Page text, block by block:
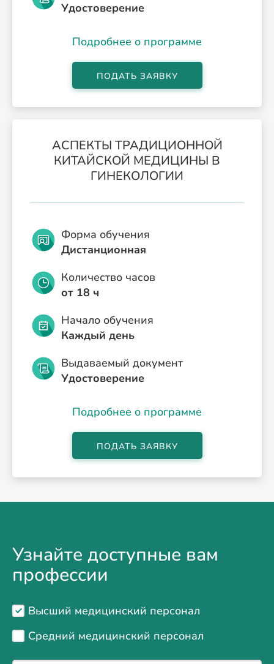
Удостоверение
Подробнее о программе
ПОДАТЬ ЗАЯВКУ
АСПЕКТЫ ТРАДИЦИОННОЙ
КИТАЙСКОЙ МЕДИЦИНЫ В
ГИНЕКОЛОГИИ
Форма обучения
Дистанционная
Количество часов
от 18 ч
Начало обучения
Каждый день
Выдаваемый документ
Удостоверение
Подробнее о программе
ПОДАТЬ ЗАЯВКУ
Узнайте доступные вам
профессии
Высший медицинский персонал
Средний медицинский персонал